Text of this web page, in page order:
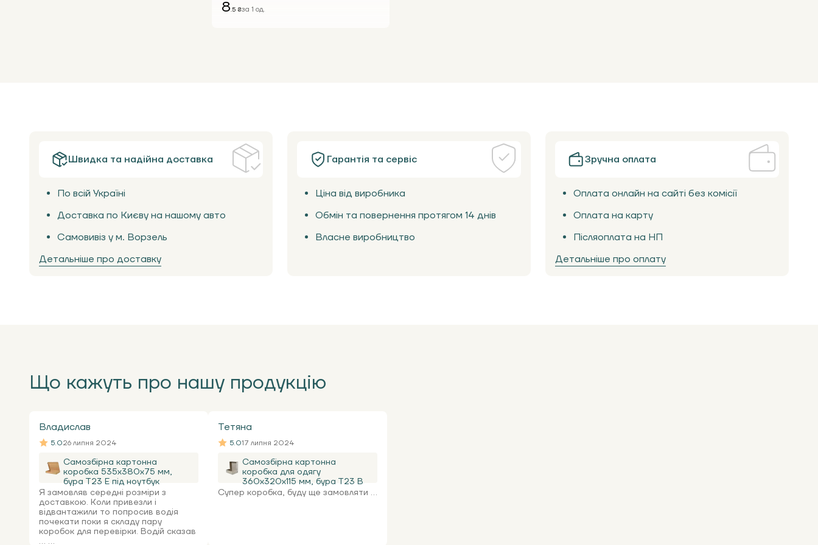
8.5 ₴за 1 од.
Швидка та надійна доставка
По всій Україні
Доставка по Києву на нашому авто
Самовивіз у м. Ворзель
Детальніше про доставку
Гарантія та сервіс
Ціна від виробника
Обмін та повернення протягом 14 днів
Власне виробництво
Зручна оплата
Оплата онлайн на сайті без комісії
Оплата на карту
Післяоплата на НП
Детальніше про оплату
Що кажуть про нашу продукцію
Владислав
5.026 липня 2024
Самозбірна картонна
коробка 535x380x75 мм,
бура Т23 Е під ноутбук
Я замовляв середні розміри з
доставкою. Коли привезли і
відвантажили то попросив водія
почекати поки я складу пару
коробок для перевірки. Водій сказав
... ...
Тетяна
5.017 липня 2024
Самозбірна картонна
коробка для одягу
360х320х115 мм, бура Т23 В
Супер коробка, буду ще замовляти ...